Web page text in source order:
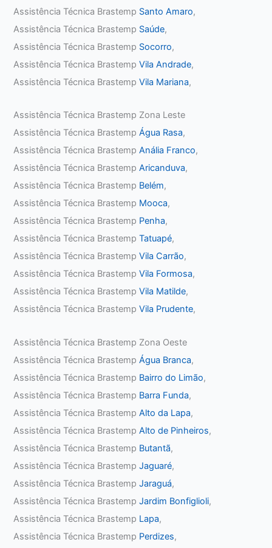
Assistência Técnica Brastemp Santo Amaro,
Assistência Técnica Brastemp Saúde,
Assistência Técnica Brastemp Socorro,
Assistência Técnica BrastempVila Andrade,
Assistência Técnica BrastempVila Mariana,
Assistência Técnica Brastemp Zona Leste
Assistência Técnica BrastempÁgua Rasa,
Assistência Técnica BrastempAnália Franco,
Assistência Técnica BrastempAricanduva,
Assistência Técnica Brastemp Belém,
Assistência Técnica Brastemp Mooca,
Assistência Técnica Brastemp Penha,
Assistência Técnica BrastempTatuapé,
Assistência Técnica BrastempVila Carrão,
Assistência Técnica BrastempVila Formosa,
Assistência Técnica BrastempVila Matilde,
Assistência Técnica BrastempVila Prudente,
Assistência Técnica Brastemp Zona Oeste
Assistência Técnica BrastempÁgua Branca,
Assistência Técnica Brastemp Bairro do Limão,
Assistência Técnica Brastemp Barra Funda,
Assistência Técnica BrastempAlto da Lapa,
Assistência Técnica BrastempAlto de Pinheiros,
Assistência Técnica Brastemp Butantã,
Assistência Técnica BrastempJaguaré,
Assistência Técnica BrastempJaraguá,
Assistência Técnica BrastempJardim Bonfiglioli,
Assistência Técnica Brastemp Lapa,
Assistência Técnica Brastemp Perdizes,